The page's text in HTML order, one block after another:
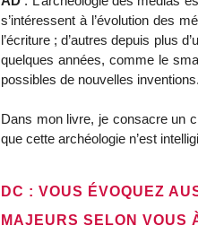
s’intéressent à l’évolution des
l’écriture ; d’autres depuis plus
quelques années, comme le
possibles de nouvelles inventions.
Dans mon livre, je consacre un
que cette archéologie n’est
DC : VOUS ÉVOQUEZ
MAJEURS SELON VOUS